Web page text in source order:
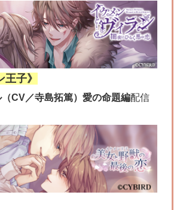
子》
（CV／寺島拓篤）愛の命題編配信